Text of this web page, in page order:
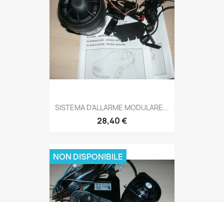
SISTEMA D'ALLARME MODULARE...
28,40 €
NON DISPONIBILE